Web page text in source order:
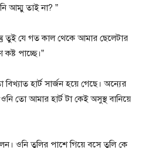
আম্মু তাই না? ”
তুই যে গত কাল থেকে আমার ছেলেটার
পাচ্ছে।”
হার্ট সার্জন হয়ে গেছে। অন্যের
তো আমার হার্ট টা কেই অসুস্থ বানিয়ে
ওনি তুলির পাশে গিয়ে বসে তুলি কে